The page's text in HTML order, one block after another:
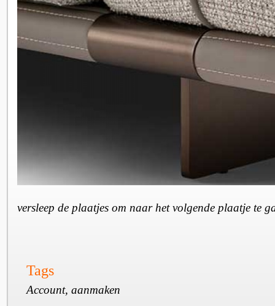
versleep de plaatjes om naar het volgende plaatje te
Tags
Account, aanmaken